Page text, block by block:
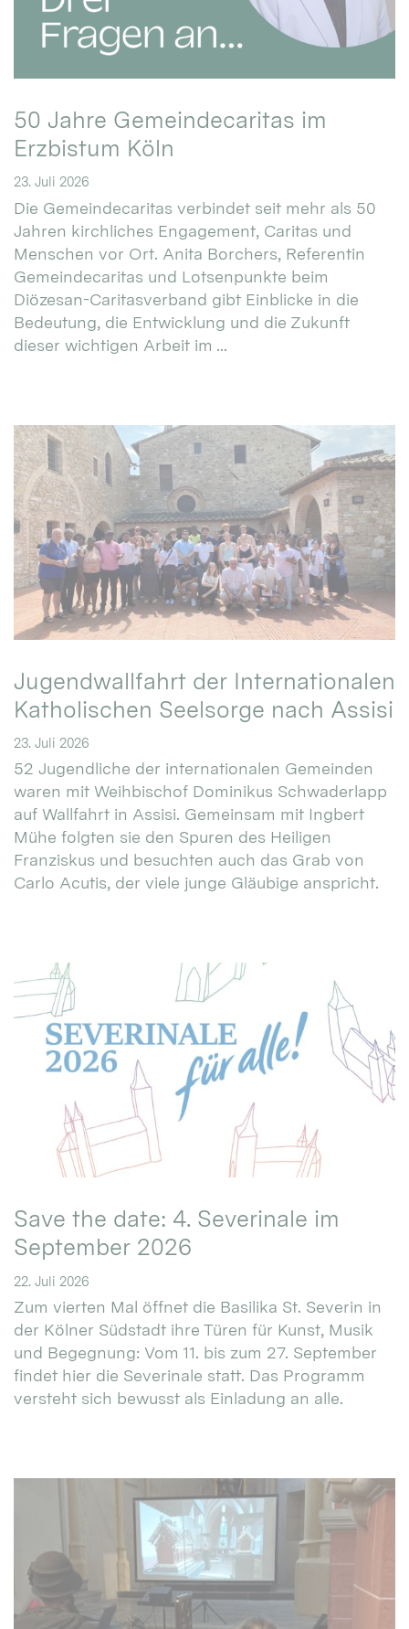
50 Jahre Gemeindecaritas im
Erzbistum Köln
23. Juli 2026
Die Gemeindecaritas verbindet seit mehr als 50
Jahren kirchliches Engagement, Caritas und
Menschen vor Ort. Anita Borchers, Referentin
Gemeindecaritas und Lotsenpunkte beim
Diözesan-Caritasverband gibt Einblicke in die
Bedeutung, die Entwicklung und die Zukunft
dieser wichtigen Arbeit im ...
Jugendwallfahrt der Internationalen
Katholischen Seelsorge nach Assisi
23. Juli 2026
52 Jugendliche der internationalen Gemeinden
waren mit Weihbischof Dominikus Schwaderlapp
auf Wallfahrt in Assisi. Gemeinsam mit Ingbert
Mühe folgten sie den Spuren des Heiligen
Franziskus und besuchten auch das Grab von
Carlo Acutis, der viele junge Gläubige anspricht.
Save the date: 4. Severinale im
September 2026
22. Juli 2026
Zum vierten Mal öffnet die Basilika St. Severin in
der Kölner Südstadt ihre Türen für Kunst, Musik
und Begegnung: Vom 11. bis zum 27. September
findet hier die Severinale statt. Das Programm
versteht sich bewusst als Einladung an alle.